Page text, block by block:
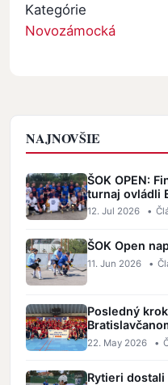
Kategórie
Novozámocká
NAJNOVŠIE
ŠOK OPEN:
turnaj ovládli
12. Jul 2026 •
ŠOK Open
11. Jun 2026 •
Posledný
22. May 2026 •
Rytieri dostali